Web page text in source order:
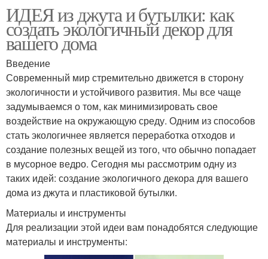
ИДЕЯ из джута и бутылки: как
создать экологичный декор для
вашего дома
Введение
Современный мир стремительно движется в сторону
экологичности и устойчивого развития. Мы все чаще
задумываемся о том, как минимизировать свое
воздействие на окружающую среду. Одним из способов
стать экологичнее является переработка отходов и
создание полезных вещей из того, что обычно попадает
в мусорное ведро. Сегодня мы рассмотрим одну из
таких идей: создание экологичного декора для вашего
дома из джута и пластиковой бутылки.
Материалы и инструменты
Для реализации этой идеи вам понадобятся следующие
материалы и инструменты: